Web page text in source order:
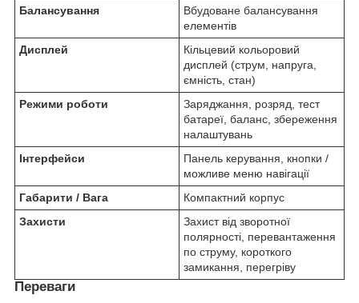
Балансування
Вбудоване балансування
елементів
Дисплей
Кільцевий кольоровий
дисплей (струм, напруга,
ємність, стан)
Режими роботи
Заряджання, розряд, тест
батареї, баланс, збереження
налаштувань
Інтерфейси
Панель керування, кнопки /
можливе меню навігації
Габарити / Вага
Компактний корпус
Захисти
Захист від зворотної
полярності, перевантаження
по струму, короткого
замикання, перегріву
Переваги